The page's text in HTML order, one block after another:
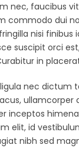
nec, faucibus
commodo dui
nisi finibus
suscipit orci
in
nec dictum
ullamcorper
inceptos
elit, id
nibh sed